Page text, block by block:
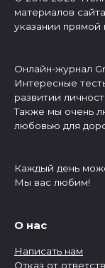
материалов
указании прямой
Онлайн-журнал
Интересные
развитии
Также мы очень
любовью для
Каждый день
Мы вас любим!
О нас
Написать нам
Отказ от